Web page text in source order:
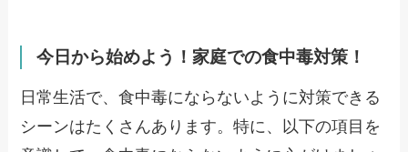
今日から始めよう！家庭での食中毒対策！
日常生活で、食中毒にならないように対策できる
シーンはたくさんあります。特に、以下の項目を